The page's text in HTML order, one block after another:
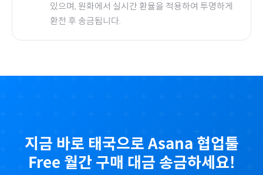
있으며, 원화에서 실시간 환율을 적용하여 투명하게
환전 후 송금됩니다.
지금 바로 태국으로 Asana 협업툴
Free 월간구매 대금 송금하세요!